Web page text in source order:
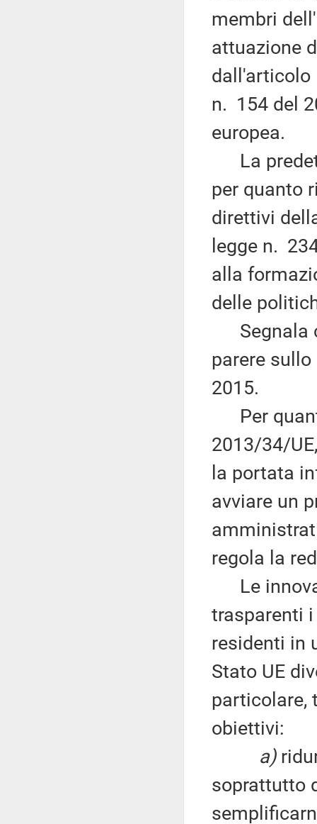
membri
attuazione
dall'articolo
n. 154 del
europea.
La
per quanto
direttivi
legge n.
alla
delle
Segnala
parere
2015.
Per
2013/34/
la portata
avviare un
regola la
Le
trasparenti
residenti in
Stato UE
particolare,
obiettivi:
a)
soprattutto